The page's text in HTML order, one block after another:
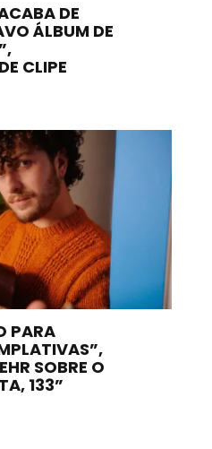
DE
ÁLBUM DE
CLIPE
PARA
SOBRE O
133”